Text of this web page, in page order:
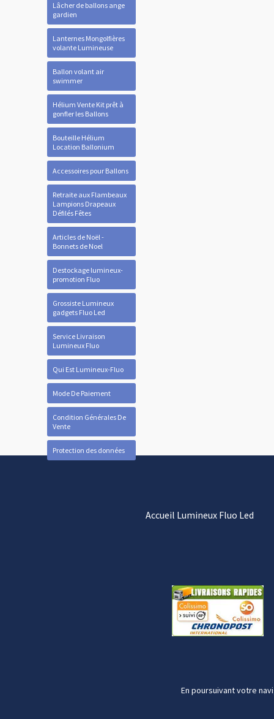
Lâcher de ballons ange
gardien
Lanternes Mongolfières
volante Lumineuse
Ballon volant air
swimmer
Hélium Vente Kit prêt à
gonfler les Ballons
Bouteille Hélium
Location Ballonium
Accessoires pour Ballons
Retraite aux Flambeaux
Lampions Drapeaux
Défilés Fêtes
Articles de Noël -
Bonnets de Noel
Destockage lumineux-
promotion Fluo
Grossiste Lumineux
gadgets Fluo Led
Service Livraison
Lumineux Fluo
Qui Est Lumineux-Fluo
Mode De Paiement
Condition Générales De
Vente
Protection des données
Accueil Lumineux Fluo Led
En poursuivant votre